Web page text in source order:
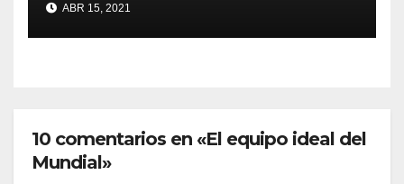
ABR 15, 2021
10 comentarios en «El equipo ideal del
Mundial»